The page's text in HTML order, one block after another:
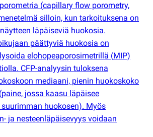
(capillary flow porometry,
silloin, kun tarkoituksena on
läpäiseviä huokosia.
päättyviä huokosia on
elohopeaporosimetrillä (MIP)
CFP-analyysin tuloksena
mediaani, pienin huokoskoko
(paine, jossa kaasu läpäisee
huokosen). Myös
ja nesteenläpäisevyys voidaan